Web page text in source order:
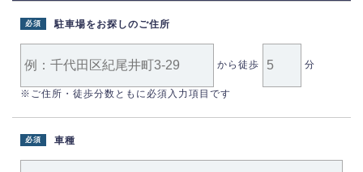
駐車場をお探しのご住所
必須
から徒歩 分
※ご住所・徒歩分数ともに必須入力項目です
車種
必須